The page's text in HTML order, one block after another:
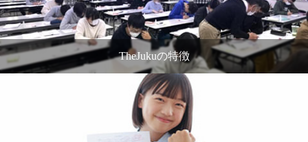
TheJukuの特徴